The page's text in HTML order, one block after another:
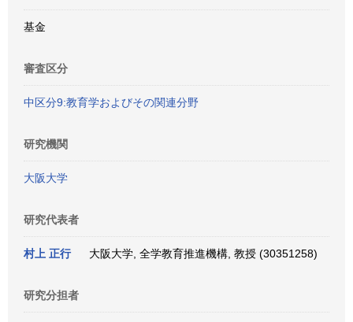
基金
審査区分
中区分9:教育学およびその関連分野
研究機関
大阪大学
研究代表者
村上 正行 大阪大学, 全学教育推進機構, 教授 (30351258)
研究分担者